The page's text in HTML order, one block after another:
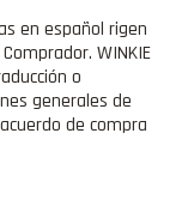
en español rigen
WINKIE
o
generales de
de compra